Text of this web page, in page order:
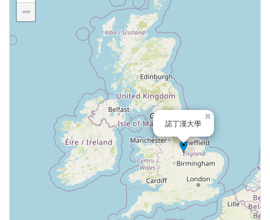
諾丁漢大學
×
−